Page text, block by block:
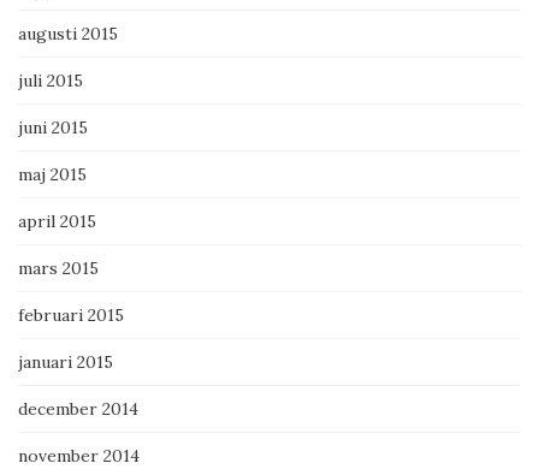
augusti 2015
juli 2015
juni 2015
maj 2015
april 2015
mars 2015
februari 2015
januari 2015
december 2014
november 2014